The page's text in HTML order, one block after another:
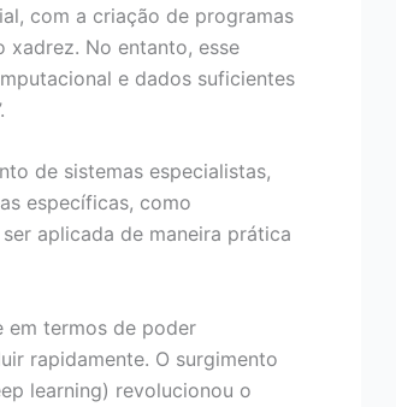
com a criação de programas
No entanto, esse
e dados suficientes
de sistemas especialistas,
específicas, como
aplicada de maneira prática
em termos de poder
rapidamente. O surgimento
learning) revolucionou o